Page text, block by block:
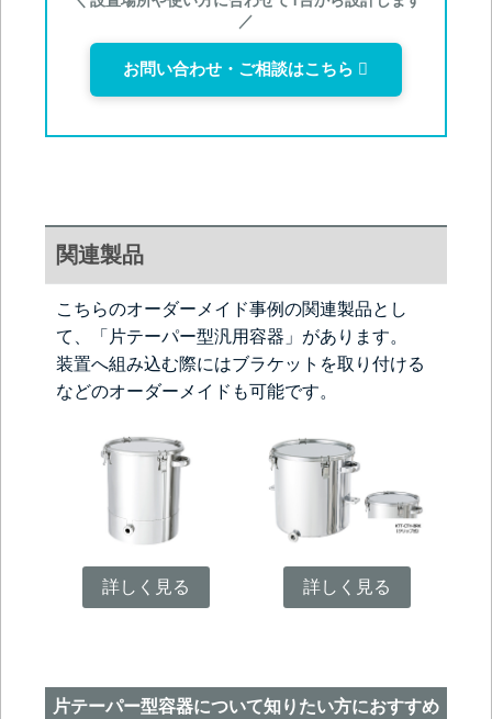
／
お問い合わせ・ご相談はこちら
関連製品
こちらのオーダーメイド事例の関連製品とし
て、「片テーパー型汎用容器」があります。
装置へ組み込む際にはブラケットを取り付ける
などのオーダーメイドも可能です。
詳しく見る 詳しく見る
片テーパー型容器について知りたい方におすすめ